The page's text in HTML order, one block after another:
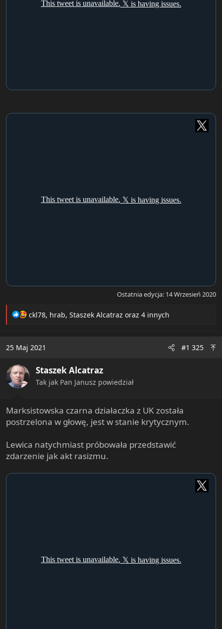
Ostatnia edycja: 14 Wrzesień 2020
R
t
o
n
ckl78, hrab, Staszek Alcatraz oraz 4 innych
25 Maj 2021 #1 325
Staszek Alcatraz
Tak jak Pan Janusz powiedział
Marksistowska czarna działaczka z UK została
postrzelona w głowę, jest w stanie krytycznym.
Lewica natychmiast próbowała przedstawić
zdarzenie jak akt rasizmu.